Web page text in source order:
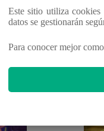
Este sitio utiliza
datos se gestionarán
Para conocer mejor